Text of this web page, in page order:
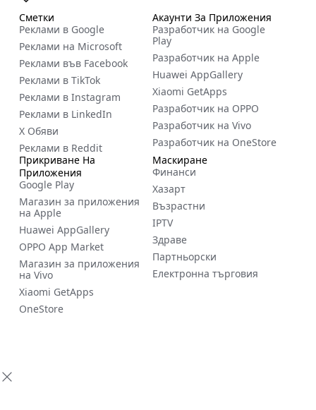
Сметки
Реклами в Google
Реклами на Microsoft
Реклами във Facebook
Реклами в TikTok
Реклами в Instagram
Реклами в LinkedIn
X Обяви
Реклами в Reddit
Маскиране
Финанси
Хазарт
Възрастни
IPTV
Здраве
Партньорски
Електронна търговия
Акаунти За Приложения
Разработчик на Google
Play
Разработчик на Apple
Huawei AppGallery
Xiaomi GetApps
Разработчик на OPPO
Разработчик на Vivo
Разработчик на OneStore
Прикриване На
Приложения
Google Play
Магазин за приложения
на Apple
Huawei AppGallery
OPPO App Market
Магазин за приложения
на Vivo
Xiaomi GetApps
OneStore